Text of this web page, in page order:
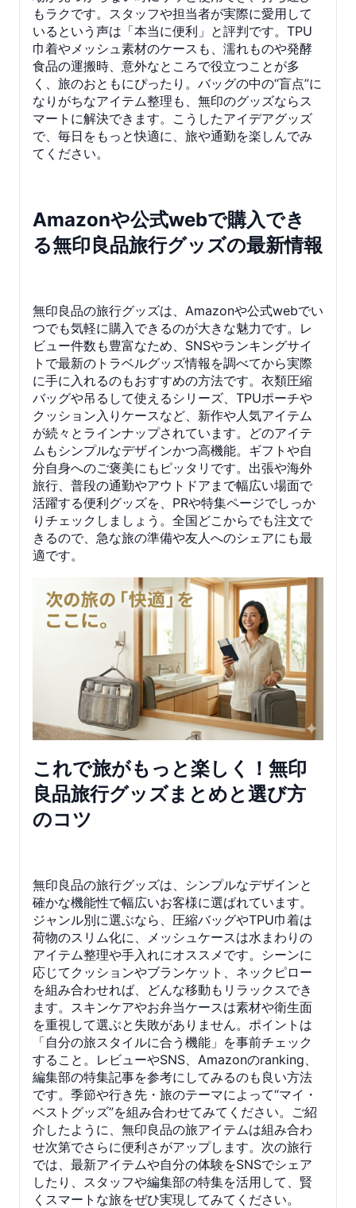
もラクです。スタッフや担当者が実際に愛用して
いるという声は「本当に便利」と評判です。TPU
巾着やメッシュ素材のケースも、濡れものや発酵
食品の運搬時、意外なところで役立つことが多
く、旅のおともにぴったり。バッグの中の“盲点”に
なりがちなアイテム整理も、無印のグッズならス
マートに解決できます。こうしたアイデアグッズ
で、毎日をもっと快適に、旅や通勤を楽しんでみ
てください。
Amazonや公式webで購入でき
る無印良品旅行グッズの最新情報
無印良品の旅行グッズは、Amazonや公式webでい
つでも気軽に購入できるのが大きな魅力です。レ
ビュー件数も豊富なため、SNSやランキングサイ
トで最新のトラベルグッズ情報を調べてから実際
に手に入れるのもおすすめの方法です。衣類圧縮
バッグや吊るして使えるシリーズ、TPUポーチや
クッション入りケースなど、新作や人気アイテム
が続々とラインナップされています。どのアイテ
ムもシンプルなデザインかつ高機能。ギフトや自
分自身へのご褒美にもピッタリです。出張や海外
旅行、普段の通勤やアウトドアまで幅広い場面で
活躍する便利グッズを、PRや特集ページでしっか
りチェックしましょう。全国どこからでも注文で
きるので、急な旅の準備や友人へのシェアにも最
適です。
これで旅がもっと楽しく！無印
良品旅行グッズまとめと選び方
のコツ
無印良品の旅行グッズは、シンプルなデザインと
確かな機能性で幅広いお客様に選ばれています。
ジャンル別に選ぶなら、圧縮バッグやTPU巾着は
荷物のスリム化に、メッシュケースは水まわりの
アイテム整理や手入れにオススメです。シーンに
応じてクッションやブランケット、ネックピロー
を組み合わせれば、どんな移動もリラックスでき
ます。スキンケアやお弁当ケースは素材や衛生面
を重視して選ぶと失敗がありません。ポイントは
「自分の旅スタイルに合う機能」を事前チェック
すること。レビューやSNS、Amazonのranking、
編集部の特集記事を参考にしてみるのも良い方法
です。季節や行き先・旅のテーマによって“マイ・
ベストグッズ”を組み合わせてみてください。ご紹
介したように、無印良品の旅アイテムは組み合わ
せ次第でさらに便利さがアップします。次の旅行
では、最新アイテムや自分の体験をSNSでシェア
したり、スタッフや編集部の特集を活用して、賢
くスマートな旅をぜひ実現してみてください。